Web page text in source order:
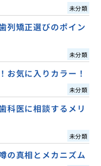
未分類
列矯正選びのポイン
未分類
お気に入りカラー！
未分類
科医に相談するメリ
未分類
の真相とメカニズム